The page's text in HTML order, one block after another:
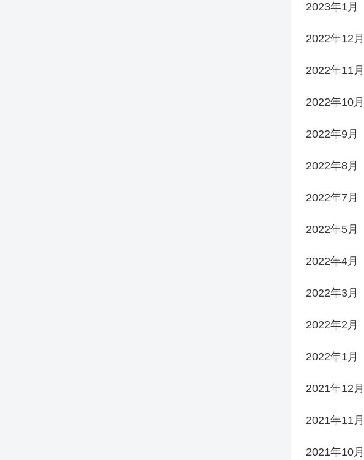
2023年1月
2022年12月
2022年11月
2022年10月
2022年9月
2022年8月
2022年7月
2022年5月
2022年4月
2022年3月
2022年2月
2022年1月
2021年12月
2021年11月
2021年10月